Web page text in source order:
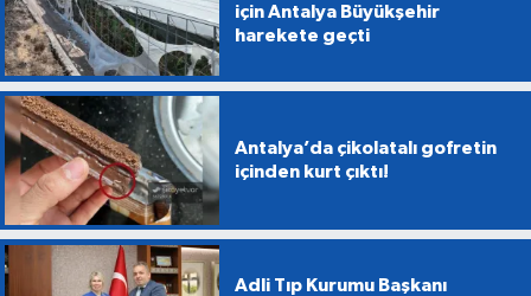
için Antalya Büyükşehir
harekete geçti
Antalya’da çikolatalı gofretin
içinden kurt çıktı!
Adli Tıp Kurumu Başkanı